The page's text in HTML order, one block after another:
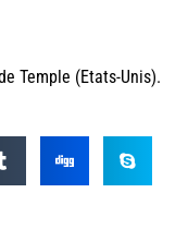
Temple (Etats-Unis).